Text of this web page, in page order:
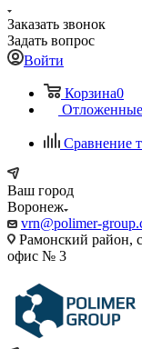
Заказать звонок
Задать вопрос
Войти
Корзина0
Отложенные
Сравнение
Ваш город
Воронеж
vrn@polimer-
Рамонский район,
офис № 3